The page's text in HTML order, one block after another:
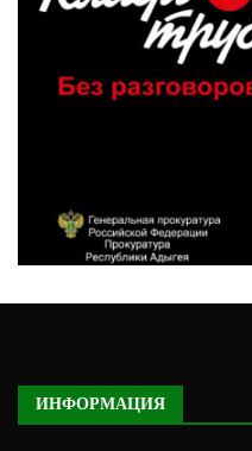
ИНФОРМАЦИЯ